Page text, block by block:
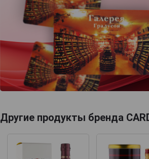
Другие продукты бренда